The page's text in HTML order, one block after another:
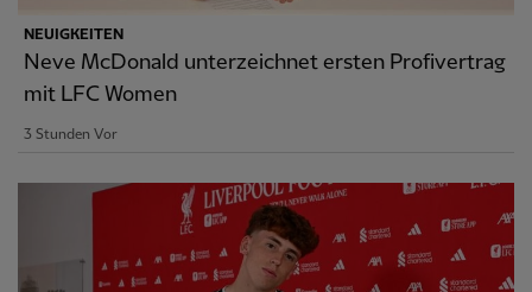
NEUIGKEITEN
Neve McDonald unterzeichnet ersten Profivertrag
mit LFC Women
3 Stunden Vor